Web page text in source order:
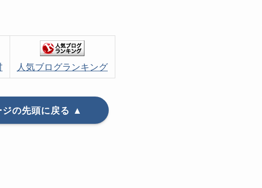
人気ブログランキング
ジの先頭に戻る ▲